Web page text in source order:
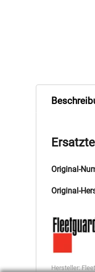
Original-
Original-
Hersteller: